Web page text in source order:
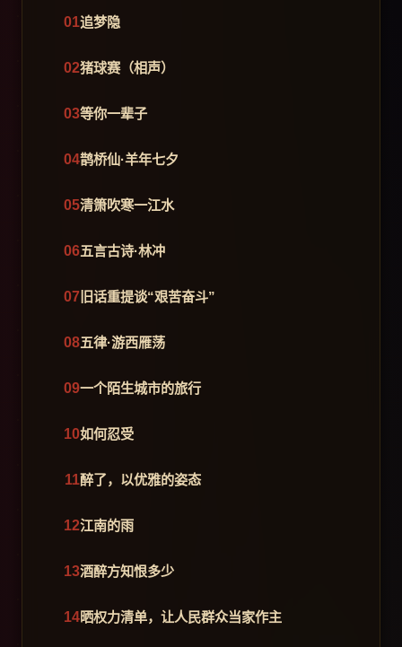
追梦隐
猪球赛（相声）
等你一辈子
鹊桥仙·羊年七夕
清箫吹寒一江水
五言古诗·林冲
旧话重提谈“艰苦奋斗”
五律·游西雁荡
一个陌生城市的旅行
如何忍受
醉了，以优雅的姿态
江南的雨
酒醉方知恨多少
晒权力清单，让人民群众当家作主